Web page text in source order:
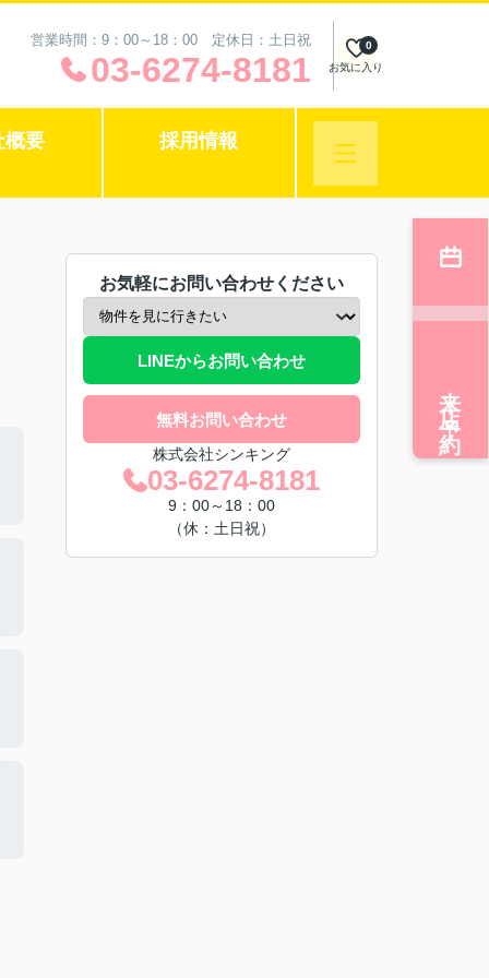
営業時間：9：00～18：00 定休日：土日祝
03-6274-8181 お気に入り
0
概要 採用情報
お気軽にお問い合わせください
LINEからお問い合わせ
無料お問い合わせ
株式会社シンキング
03-6274-8181
9：00～18：00
（休：土日祝）
来店予約